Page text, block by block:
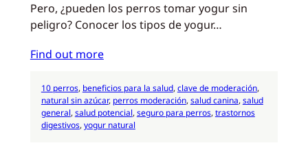
Pero, ¿pueden los perros tomar yogur sin
peligro? Conocer los tipos de yogur…
Find out more
10 perros, beneficios para la salud, clave de moderación
natural sin azúcar, perros moderación, salud canina, salud
general, salud potencial, seguro para perros, trastornos
digestivos, yogur natural